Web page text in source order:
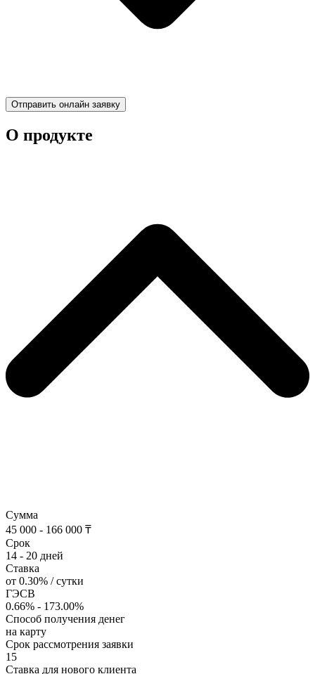
Отправить онлайн заявку
О продукте
Сумма
45 000 - 166 000 ₸
Срок
14 - 20 дней
Ставка
от 0.30% / сутки
ГЭСВ
0.66% - 173.00%
Способ получения денег
на карту
Срок рассмотрения заявки
15
Ставка для нового клиента